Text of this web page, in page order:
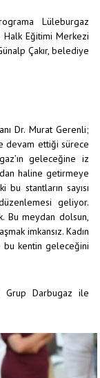
Lüleburgaz
Halk Eğitimi Merkezi
Çakır, belediye
Dr. Murat Gerenli;
devam ettiği sürece
geleceğine iz
haline getirmeye
stantların sayısı
geliyor.
Bu meydan dolsun,
imkansız. Kadın
kentin geleceğini
Grup Darbugaz ile